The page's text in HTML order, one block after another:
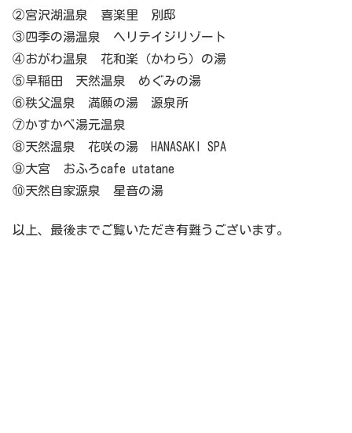
②宮沢湖温泉 喜楽里 別邸
③四季の湯温泉 ヘリテイジリゾート
④おがわ温泉 花和楽（かわら）の湯
⑤早稲田 天然温泉 めぐみの湯
⑥秩父温泉 満願の湯 源泉所
⑦かすかべ湯元温泉
⑧天然温泉 花咲の湯 HANASAKI SPA
⑨大宮 おふろcafe utatane
⑩天然自家源泉 星音の湯
以上、最後までご覧いただき有難うございます。